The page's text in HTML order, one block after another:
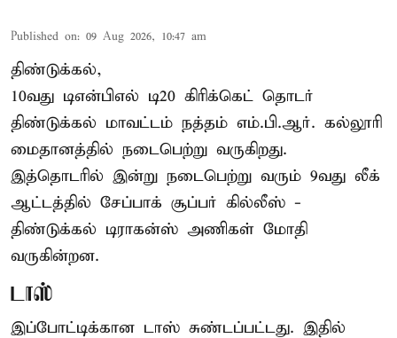
Published on: 09 Aug 2026, 10:47 am
திண்டுக்கல்,
10வது டிஎன்பிஎல் டி20 கிரிக்கெட் தொடர்
திண்டுக்கல் மாவட்டம் நத்தம் எம்.பி.ஆர். கல்லூரி
மைதானத்தில் நடைபெற்று வருகிறது.
இத்தொடரில் இன்று நடைபெற்று வரும் 9வது லீக்
ஆட்டத்தில் சேப்பாக் சூப்பர் கில்லீஸ் -
திண்டுக்கல் டிராகன்ஸ் அணிகள் மோதி
வருகின்றன.
டாஸ்
இப்போட்டிக்கான டாஸ் சுண்டப்பட்டது. இதில்